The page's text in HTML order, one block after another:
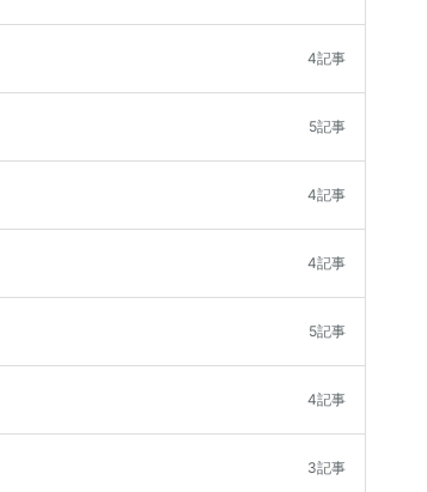
4記事
5記事
4記事
4記事
5記事
4記事
3記事